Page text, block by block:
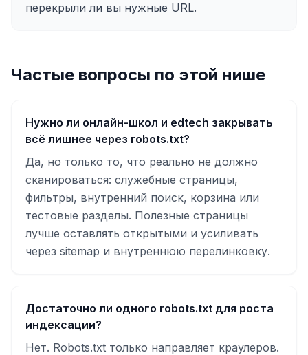
перекрыли ли вы нужные URL.
Частые вопросы по этой нише
Нужно ли онлайн-школ и edtech закрывать
всё лишнее через robots.txt?
Да, но только то, что реально не должно
сканироваться: служебные страницы,
фильтры, внутренний поиск, корзина или
тестовые разделы. Полезные страницы
лучше оставлять открытыми и усиливать
через sitemap и внутреннюю перелинковку.
Достаточно ли одного robots.txt для роста
индексации?
Нет. Robots.txt только направляет краулеров.